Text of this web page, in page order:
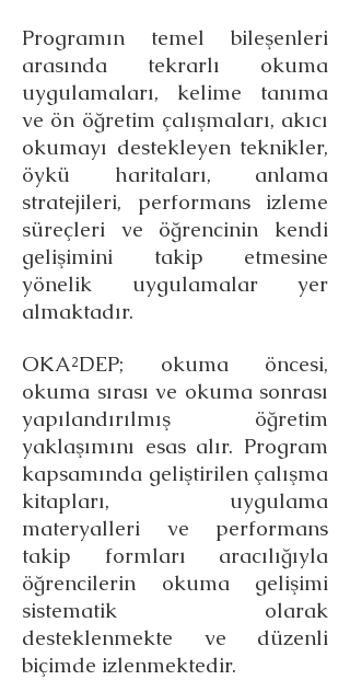
Programın temel bileşenleri
arasında tekrarlı okuma
uygulamaları, kelime tanıma
ve ön öğretim çalışmaları, akıcı
okumayı destekleyen teknikler,
öykü haritaları, anlama
stratejileri, performans izleme
süreçleri ve öğrencinin kendi
gelişimini takip etmesine
yönelik uygulamalar yer
almaktadır.
OKA²DEP; okuma öncesi,
okuma sırası ve okuma sonrası
yapılandırılmış öğretim
yaklaşımını esas alır. Program
kapsamında geliştirilen çalışma
kitapları, uygulama
materyalleri ve performans
takip formları aracılığıyla
öğrencilerin okuma gelişimi
sistematik olarak
desteklenmekte ve düzenli
biçimde izlenmektedir.